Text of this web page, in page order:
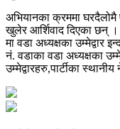
अभियानका क्रममा घरदैलोमै
खुलेर आर्शिवाद दिएका छन् ।
मा वडा अध्यक्षका उम्मेद्वार
नं. वडाका वडा अध्यक्षका
उम्मेद्वारहरु,पार्टीका